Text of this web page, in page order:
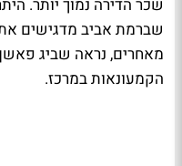
שכר הדירה נמוך יותר.
שברמת אביב מדגישים
מאחרים, נראה שביג
הקמעונאות במרכז.